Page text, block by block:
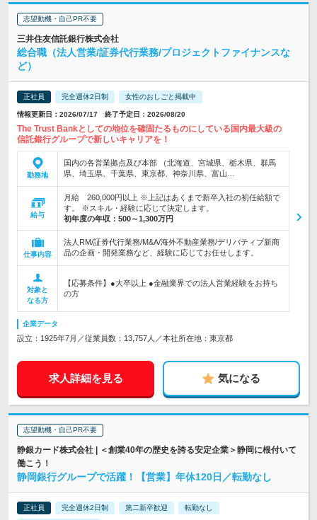
志望動機・自己PR不要
三井住友信託銀行株式会社
総合職（法人営業/証券代行業務/プロジェクトファイナンスな
ど）
正社員 完全週休2日制 女性のおしごと掲載中
情報更新日：2026/07/17 終了予定日：2026/08/20
The Trust Bankとしての地位を確固たるものにしている国内最大級の
信託銀行グループで新しいキャリアを！
勤務地
国内の各営業拠点及び本部 （北海道、宮城県、栃木県、群馬
県、埼玉県、千葉県、東京都、神奈川県、富山…
給与
月給 260,000円以上 ※上記はあくまで新卒入社の初任給額で
す。 ※スキル・経験に応じて決定します。
初年度の年収： 500～1,300万円
仕事内容
法人RM/証券代行業務/M&A/海外不動産業務/デリバティブ新商
品の企画・開発業務など、経験に応じてお任せします。
対象と
なる方
【応募条件】●大卒以上 ●金融業界での法人営業経験をお持ち
の方
企業データ
設立：1925年7月／従業員数：13,757人／本社所在地：東京都
求人詳細を見る 気になる
志望動機・自己PR不要
静銀カード株式会社 | ＜創業40年の歴史を誇る安定企業＞静岡に根付いて
働こう！
静岡銀行グループで活躍！【営業】年休120日／転勤なし
正社員 完全週休2日制 第二新卒歓迎 転勤なし